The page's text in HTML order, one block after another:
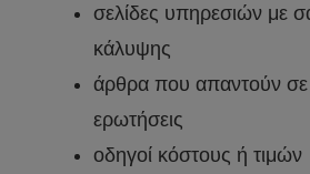
σελίδες υπηρεσιών με
κάλυψης
άρθρα που απαντούν σε
ερωτήσεις
οδηγοί κόστους ή τιμών